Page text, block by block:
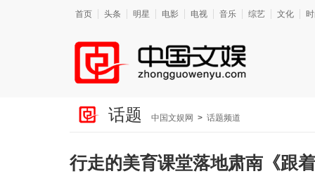
首页 头条 明星 电影 电视 音乐 综艺 文化
话题 中国文娱网 > 话题频道
行走的美育课堂落地肃南《跟